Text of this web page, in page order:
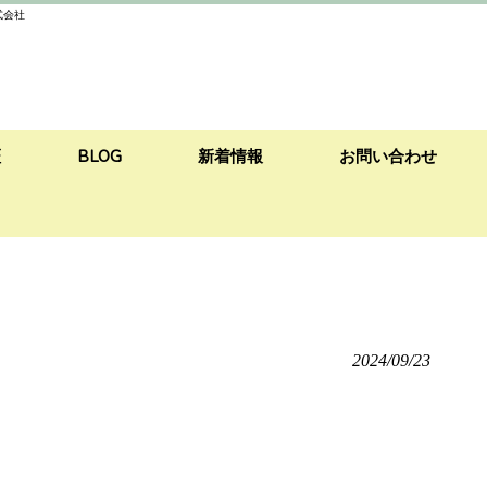
会社
BLOG 新着情報 お問い合わせ
2024/09/23